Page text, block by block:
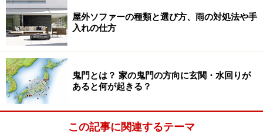
がいる場合や使い方に合わせて、床から40cmにする、な
ど上げてもよい
↓
↓
〇どんな設備機器や器具がありますか？
一般的に装備されているものと、あると便利な設備機器
があります。
・一般的な装備の例……エアコン、LAN用の配管、火災警
屋外ソファーの種類と選び方、雨の対処法や手
入れの仕方
鬼門とは？ 家の鬼門の方向に玄関・水回りが
あると何が起きる？
この記事に関連するテーマ